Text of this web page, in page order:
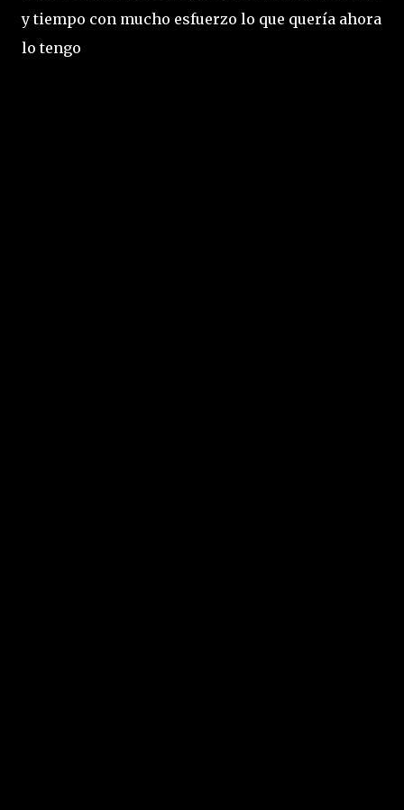
y tiempo con mucho esfuerzo lo que quería ahora
lo tengo